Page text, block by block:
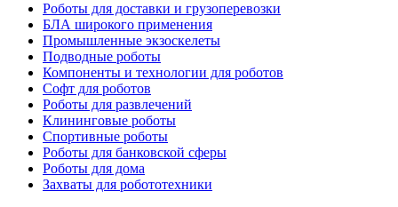
Роботы для доставки и грузоперевозки
БЛА широкого применения
Промышленные экзоскелеты
Подводные роботы
Компоненты и технологии для роботов
Софт для роботов
Роботы для развлечений
Клининговые роботы
Спортивные роботы
Роботы для банковской сферы
Роботы для дома
Захваты для робототехники